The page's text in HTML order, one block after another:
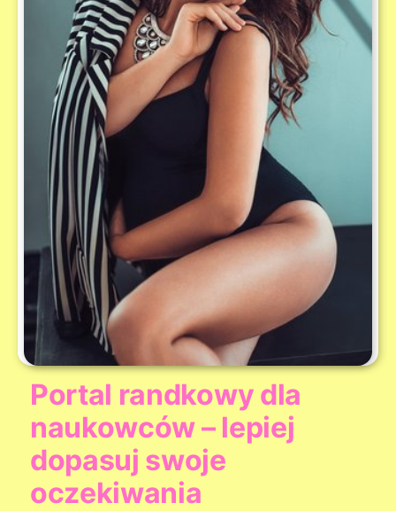
Portal randkowy dla
naukowców – lepiej
dopasuj swoje
oczekiwania